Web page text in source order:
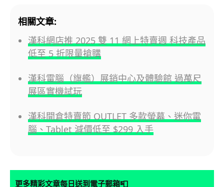
相關文章:
漢科網店推 2025 雙 11 網上特賣週 科技產品
低至 5 折限量搶購
漢科電腦（旗艦）展銷中心及體驗館 過萬尺
展區實機試玩
漢科開倉特賣節 OUTLET 多款螢幕、迷你電
腦、Tablet 減價低至 $299 入手
更多精彩文章每日送到電子郵箱📮